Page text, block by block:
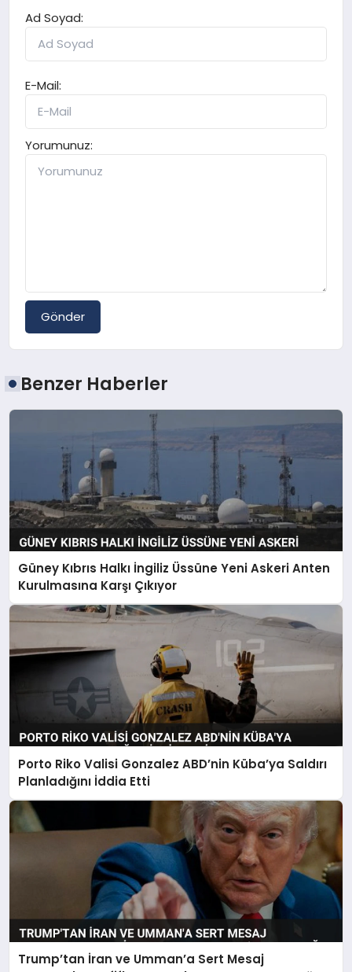
Ad Soyad:
E-Mail:
Yorumunuz:
Gönder
Benzer Haberler
Güney Kıbrıs Halkı İngiliz Üssüne Yeni Askeri Anten
Kurulmasına Karşı Çıkıyor
Porto Riko Valisi Gonzalez ABD’nin Küba’ya Saldırı
Planladığını İddia Etti
Trump’tan İran ve Umman’a Sert Mesaj